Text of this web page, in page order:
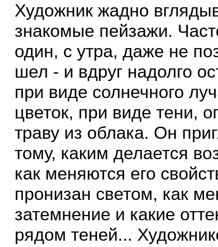
Художник жадно
знакомые пейзажи.
один, с утра, даже не
шел - и вдруг надолго
при виде солнечного
цветок, при виде тени,
траву из облака. Он
тому, каким делается
как меняются его
пронизан светом, как
затемнение и какие
рядом теней...